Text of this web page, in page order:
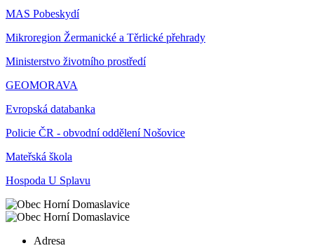
MAS Pobeskydí
Mikroregion Žermanické a Těrlické přehrady
Ministerstvo životního prostředí
GEOMORAVA
Evropská databanka
Policie ČR - obvodní oddělení Nošovice
Mateřská škola
Hospoda U Splavu
Adresa